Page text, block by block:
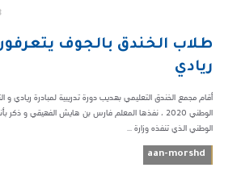
طلاب الخندق بالجوف
ريادي
أقام مجمع الخندق التعليمي بهديب دورة تدريبية لمبادرة ريادي و
الوطني 2020 ، نفذها المعلم فارس بن هايش الفهيقي و ذكر
الوطني الذي تنفذه وزارة ...
aan-morshd